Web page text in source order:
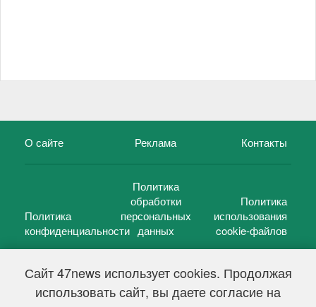
Сайт 47news использует cookies. Продолжая
использовать сайт, вы даете согласие на
О сайте Реклама Контакты
Политика
конфиденциальности
Политика
обработки
персональных
данных
Политика
использования
cookie-файлов
47 новостей (47 news)2005 — 2026 г.